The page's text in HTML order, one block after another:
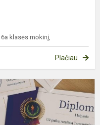
klasės mokinį,
Plačiau